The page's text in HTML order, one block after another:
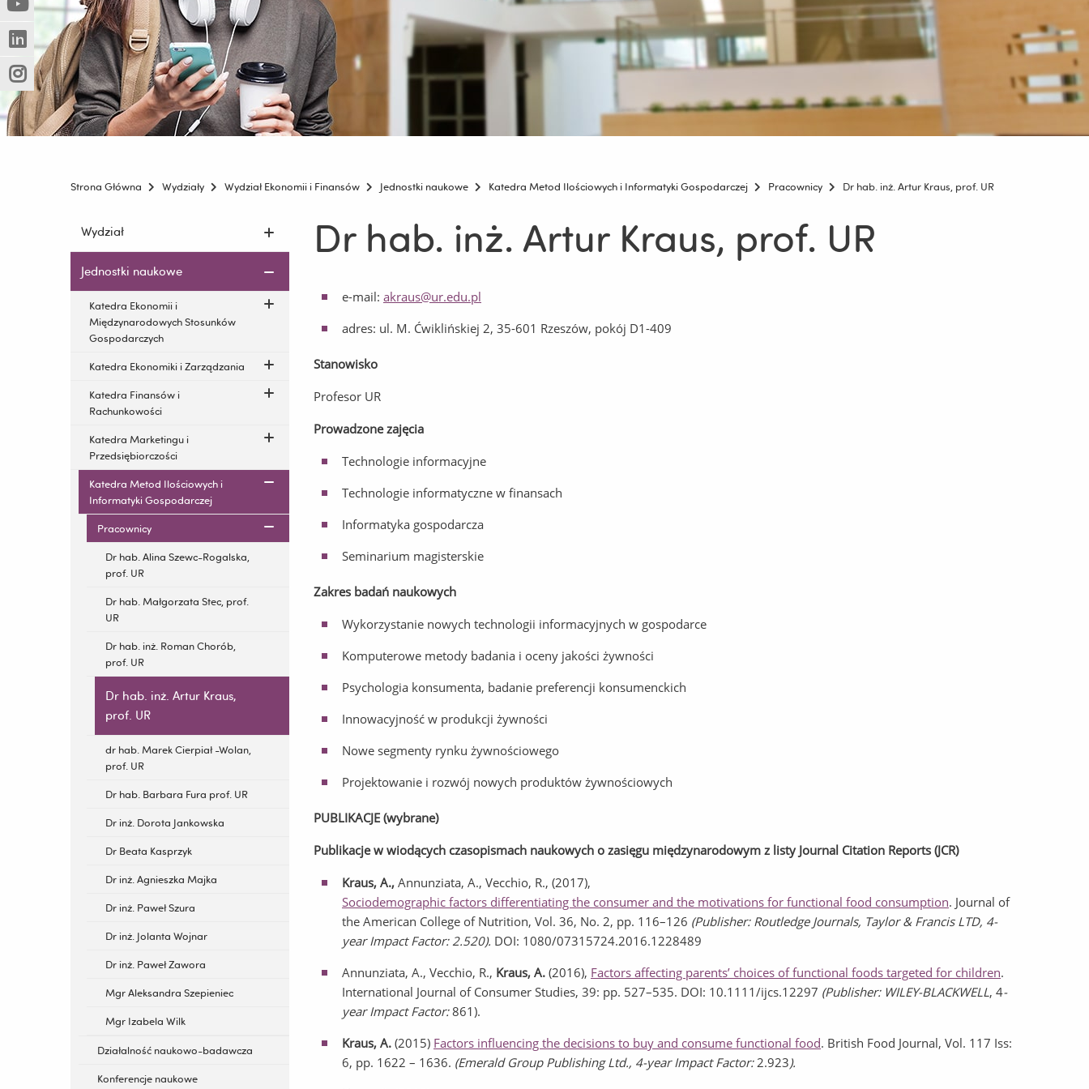
innej
strony)
(Nowe
okno)
(Link
do
innej
strony)
(Nowe
okno)
(Link
do
innej
strony)
(Nowe
okno)
(Link
do
innej
strony)
Strona Główna Wydziały Wydział Ekonomii i Finansów Jednostki naukowe Katedra Metod Ilościowych i Informatyki Gospodarczej Pracownicy Dr hab. inż. Artur Kraus, prof. UR
Pomiń
i
przejdź
do
treści
Wydział
Jednostki naukowe
Katedra Ekonomii i
Międzynarodowych Stosunków
Gospodarczych
Katedra Ekonomiki i Zarządzania
Katedra Finansów i
Rachunkowości
Katedra Marketingu i
Przedsiębiorczości
Katedra Metod Ilościowych i
Informatyki Gospodarczej
Pracownicy
Dr hab. Alina Szewc-Rogalska,
prof. UR
Dr hab. Małgorzata Stec, prof.
UR
Dr hab. inż. Roman Chorób,
prof. UR
Dr hab. inż. Artur Kraus,
prof. UR
dr hab. Marek Cierpiał -Wolan,
prof. UR
Dr hab. Barbara Fura prof. UR
Dr inż. Dorota Jankowska
Dr Beata Kasprzyk
Dr inż. Agnieszka Majka
Dr inż. Paweł Szura
Dr inż. Jolanta Wojnar
Dr inż. Paweł Zawora
Mgr Aleksandra Szepieniec
Mgr Izabela Wilk
Działalność naukowo-badawcza
Konferencje naukowe
Dr hab. inż. Artur Kraus, prof. UR
e-mail: akraus@ur.edu.pl
adres: ul. M. Ćwiklińskiej 2, 35-601 Rzeszów, pokój D1-409
Stanowisko
Profesor UR
Prowadzone zajęcia
Technologie informacyjne
Technologie informatyczne w finansach
Informatyka gospodarcza
Seminarium magisterskie
Zakres badań naukowych
Wykorzystanie nowych technologii informacyjnych w gospodarce
Komputerowe metody badania i oceny jakości żywności
Psychologia konsumenta, badanie preferencji konsumenckich
Innowacyjność w produkcji żywności
Nowe segmenty rynku żywnościowego
Projektowanie i rozwój nowych produktów żywnościowych
PUBLIKACJE (wybrane)
Publikacje w wiodących czasopismach naukowych o zasięgu międzynarodowym z listy Journal Citation Reports (JCR)
Kraus, A., Annunziata, A., Vecchio, R., (2017),
Sociodemographic factors differentiating the consumer and the motivations for functional food consumption. Journal of
the American College of Nutrition, Vol. 36, No. 2, pp. 116–126 (Publisher: Routledge Journals, Taylor & Francis LTD, 4-
year Impact Factor: 2.520). DOI: 1080/07315724.2016.1228489
Annunziata, A., Vecchio, R., Kraus, A. (2016), Factors affecting parents’ choices of functional foods targeted for children.
International Journal of Consumer Studies, 39: pp. 527–535. DOI: 10.1111/ijcs.12297 (Publisher: WILEY-BLACKWELL, 4-
year Impact Factor:861).
Kraus, A. (2015) Factors influencing the decisions to buy and consume functional food. British Food Journal, Vol. 117 Iss:
6, pp. 1622 – 1636. (Emerald Group Publishing Ltd., 4-year Impact Factor:2.923).